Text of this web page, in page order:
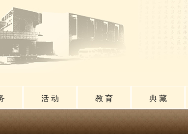
活 动 教 育 典 藏